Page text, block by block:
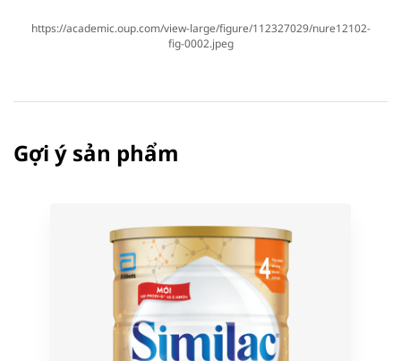
https://academic.oup.com/view-large/figure/112327029/nure12102-
fig-0002.jpeg
Gợi ý sản phẩm